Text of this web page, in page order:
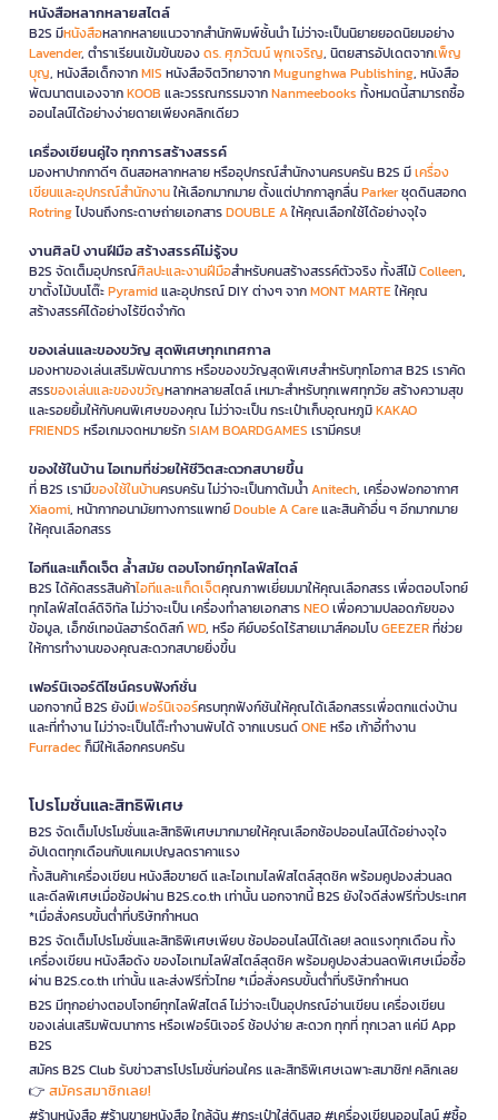
หนังสือหลากหลายสไตล์
B2S มีหนังสือหลากหลายแนวจากสำนักพิมพ์ชั้นนำ ไม่ว่าจะเป็นนิยายยอดนิยมอย่าง
Lavender, ตำราเรียนเข้มข้นของดร. ศุภวัฒน์ พุกเจริญ, นิตยสารอัปเดตจากเพ็ญ
บุญ, หนังสือเด็กจากMIS หนังสือจิตวิทยาจากMugunghwa Publishing, หนังสือ
พัฒนาตนเองจากKOOB และวรรณกรรมจากNanmeebooks ทั้งหมดนี้สามารถซื้อ
ออนไลน์ได้อย่างง่ายดายเพียงคลิกเดียว
เครื่องเขียนคู่ใจ ทุกการสร้างสรรค์
มองหาปากกาดีๆ ดินสอหลากหลาย หรืออุปกรณ์สำนักงานครบครัน B2S มีเครื่อง
เขียนและอุปกรณ์สำนักงานให้เลือกมากมาย ตั้งแต่ปากกาลูกลื่นParkerชุดดินสอกด
Rotringไปจนถึงกระดาษถ่ายเอกสารDOUBLE Aให้คุณเลือกใช้ได้อย่างจุใจ
งานศิลป์ งานฝีมือ สร้างสรรค์ไม่รู้จบ
B2S จัดเต็มอุปกรณ์ศิลปะและงานฝีมือสำหรับคนสร้างสรรค์ตัวจริง ทั้งสีไม้Colleen,
ขาตั้งไม้บนโต๊ะPyramidและอุปกรณ์ DIY ต่างๆ จากMONT MARTEให้คุณ
สร้างสรรค์ได้อย่างไร้ขีดจำกัด
ของเล่นและของขวัญ สุดพิเศษทุกเทศกาล
มองหาของเล่นเสริมพัฒนาการ หรือของขวัญสุดพิเศษสำหรับทุกโอกาส B2S เราคัด
สรรของเล่นและของขวัญหลากหลายสไตล์ เหมาะสำหรับทุกเพศทุกวัย สร้างความสุข
และรอยยิ้มให้กับคนพิเศษของคุณ ไม่ว่าจะเป็น กระเป๋าเก็บอุณหภูมิKAKAO
FRIENDS หรือเกมจดหมายรักSIAM BOARDGAMES เรามีครบ!
ของใช้ในบ้าน ไอเทมที่ช่วยให้ชีวิตสะดวกสบายขึ้น
ที่ B2S เรามีของใช้ในบ้านครบครัน ไม่ว่าจะเป็นกาต้มน้ำAnitech, เครื่องฟอกอากาศ
Xiaomi, หน้ากากอนามัยทางการแพทย์Double A Careและสินค้าอื่น ๆ อีกมากมาย
ให้คุณเลือกสรร
ไอทีและแก็ดเจ็ต ล้ำสมัย ตอบโจทย์ทุกไลฟ์สไตล์
B2S ได้คัดสรรสินค้าไอทีและแก็ดเจ็ตคุณภาพเยี่ยมมาให้คุณเลือกสรร เพื่อตอบโจทย์
ทุกไลฟ์สไตล์ดิจิทัล ไม่ว่าจะเป็น เครื่องทำลายเอกสารNEOเพื่อความปลอดภัยของ
ข้อมูล, เอ็กซ์เทอนัลฮาร์ดดิสก์WD, หรือ คีย์บอร์ดไร้สายเมาส์คอมโบGEEZERที่ช่วย
ให้การทำงานของคุณสะดวกสบายยิ่งขึ้น
เฟอร์นิเจอร์ดีไซน์ครบฟังก์ชั่น
นอกจากนี้ B2S ยังมีเฟอร์นิเจอร์ครบทุกฟังก์ชันให้คุณได้เลือกสรรเพื่อตกแต่งบ้าน
และที่ทำงาน ไม่ว่าจะเป็นโต๊ะทำงานพับได้ จากแบรนด์ONEหรือ เก้าอี้ทำงาน
Furradecก็มีให้เลือกครบครัน
โปรโมชั่นและสิทธิพิเศษ
B2S จัดเต็มโปรโมชั่นและสิทธิพิเศษมากมายให้คุณเลือกช้อปออนไลน์ได้อย่างจุใจ
อัปเดตทุกเดือนกับแคมเปญลดราคาแรง
ทั้งสินค้าเครื่องเขียน หนังสือขายดี และไอเทมไลฟ์สไตล์สุดชิค พร้อมคูปองส่วนลด
และดีลพิเศษเมื่อช้อปผ่าน B2S.co.th เท่านั้น นอกจากนี้ B2S ยังใจดีส่งฟรีทั่วประเทศ
*เมื่อสั่งครบขั้นต่ำที่บริษัทกำหนด
B2S จัดเต็มโปรโมชั่นและสิทธิพิเศษเพียบ ช้อปออนไลน์ได้เลย! ลดแรงทุกเดือน ทั้ง
เครื่องเขียน หนังสือดัง ของไอเทมไลฟ์สไตล์สุดชิค พร้อมคูปองส่วนลดพิเศษเมื่อซื้อ
ผ่าน B2S.co.th เท่านั้น และส่งฟรีทั่วไทย *เมื่อสั่งครบขั้นต่ำที่บริษัทกำหนด
B2S มีทุกอย่างตอบโจทย์ทุกไลฟ์สไตล์ ไม่ว่าจะเป็นอุปกรณ์อ่านเขียน เครื่องเขียน
ของเล่นเสริมพัฒนาการ หรือเฟอร์นิเจอร์ ช้อปง่าย สะดวก ทุกที่ ทุกเวลา แค่มี App
B2S
สมัคร B2S Club รับข่าวสารโปรโมชั่นก่อนใคร และสิทธิพิเศษเฉพาะสมาชิก! คลิกเลย
👉 สมัครสมาชิกเลย!
#ร้านหนังสือ #ร้านขายหนังสือ ใกล้ฉัน #กระเป๋าใส่ดินสอ #เครื่องเขียนออนไลน์ #ซื้อ